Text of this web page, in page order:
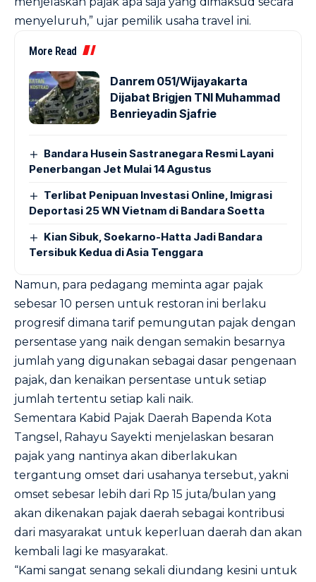
menyeluruh,” ujar pemilik usaha travel ini.
More Read
Danrem 051/Wijayakarta
Dijabat Brigjen TNI Muhammad
Benrieyadin Sjafrie
Bandara Husein Sastranegara Resmi Layani
Penerbangan Jet Mulai 14 Agustus
Terlibat Penipuan Investasi Online, Imigrasi
Deportasi 25 WN Vietnam di Bandara Soetta
Kian Sibuk, Soekarno-Hatta Jadi Bandara
Tersibuk Kedua di Asia Tenggara
Namun, para pedagang meminta agar pajak
sebesar 10 persen untuk restoran ini berlaku
progresif dimana tarif pemungutan pajak dengan
persentase yang naik dengan semakin besarnya
jumlah yang digunakan sebagai dasar pengenaan
pajak, dan kenaikan persentase untuk setiap
jumlah tertentu setiap kali naik.
Sementara Kabid Pajak Daerah Bapenda Kota
Tangsel, Rahayu Sayekti menjelaskan besaran
pajak yang nantinya akan diberlakukan
tergantung omset dari usahanya tersebut, yakni
omset sebesar lebih dari Rp 15 juta/bulan yang
akan dikenakan pajak daerah sebagai kontribusi
dari masyarakat untuk keperluan daerah dan akan
kembali lagi ke masyarakat.
“Kami sangat senang sekali diundang kesini untuk